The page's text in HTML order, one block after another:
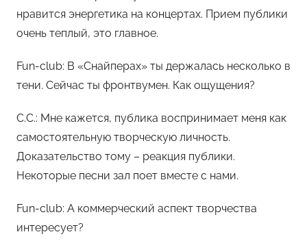
нравится энергетика на концертах. Прием публики
очень теплый, это главное.
Fun-club: В «Снайперах» ты держалась несколько в
тени. Сейчас ты фронтвумен. Как ощущения?
С.С.: Мне кажется, публика воспринимает меня как
самостоятельную творческую личность.
Доказательство тому – реакция публики.
Некоторые песни зал поет вместе с нами.
Fun-club: А коммерческий аспект творчества
интересует?